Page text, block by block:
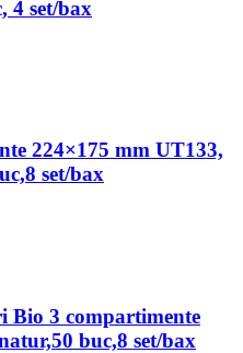
4 set/bax
224×175 mm UT133,
set/bax
Bio 3 compartimente
buc,8 set/bax